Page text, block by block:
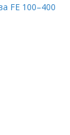
FE 100–400